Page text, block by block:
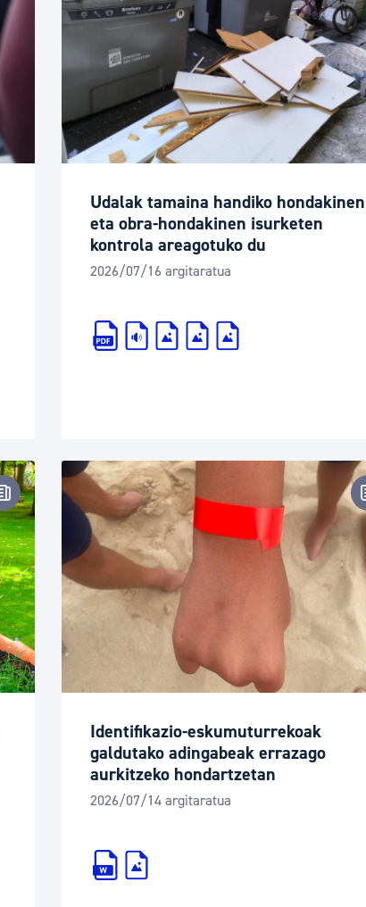
Udalak tamaina handiko hondakinen
eta obra-hondakinen isurketen
kontrola areagotuko du
2026/07/16 argitaratua
Prentsa-oharra
Identifikazio-eskumuturrekoak
galdutako adingabeak errazago
aurkitzeko hondartzetan
2026/07/14 argitaratua